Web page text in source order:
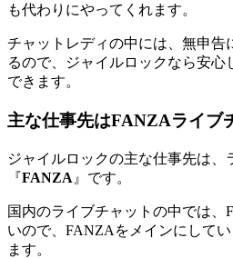
も代わりにやってくれます。
チャットレディの中には、無申告
るので、ジャイルロックなら安
できます。
主な仕事先はFANZAライブ
ジャイルロックの主な仕事先は、
『FANZA 』です。
国内のライブチャットの中では
いので、FANZAをメインにして
ます。